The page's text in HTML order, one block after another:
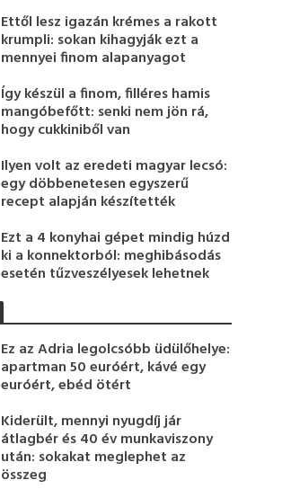
Ettől lesz igazán krémes a rakott
krumpli: sokan kihagyják ezt a
mennyei finom alapanyagot
Így készül a finom, filléres hamis
mangóbefőtt: senki nem jön rá,
hogy cukkiniből van
Ilyen volt az eredeti magyar lecsó:
egy döbbenetesen egyszerű
recept alapján készítették
Ezt a 4 konyhai gépet mindig húzd
ki a konnektorból: meghibásodás
esetén tűzveszélyesek lehetnek
Ez az Adria legolcsóbb üdülőhelye:
apartman 50 euróért, kávé egy
euróért, ebéd ötért
Kiderült, mennyi nyugdíj jár
átlagbér és 40 év munkaviszony
után: sokakat meglephet az
összeg